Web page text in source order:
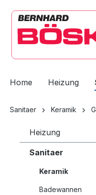
Zur
Home Heizung
Sanitaer Keramik
Heizung
Sanitaer
Keramik
Badewannen